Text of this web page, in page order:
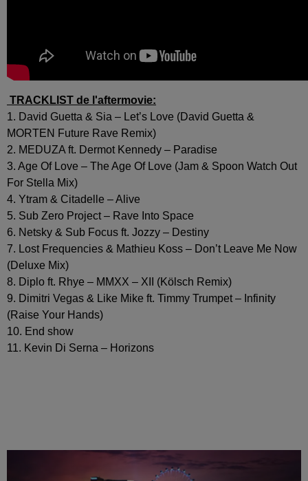
TRACKLIST de l'aftermovie:
1. David Guetta & Sia – Let’s Love (David Guetta &
MORTEN Future Rave Remix)
2. MEDUZA ft. Dermot Kennedy – Paradise
3. Age Of Love – The Age Of Love (Jam & Spoon Watch Out
For Stella Mix)
4. Ytram & Citadelle – Alive
5. Sub Zero Project – Rave Into Space
6. Netsky & Sub Focus ft. Jozzy – Destiny
7. Lost Frequencies & Mathieu Koss – Don’t Leave Me Now
(Deluxe Mix)
8. Diplo ft. Rhye – MMXX – XII (Kölsch Remix)
9. Dimitri Vegas & Like Mike ft. Timmy Trumpet – Infinity
(Raise Your Hands)
10. End show
11. Kevin Di Serna – Horizons